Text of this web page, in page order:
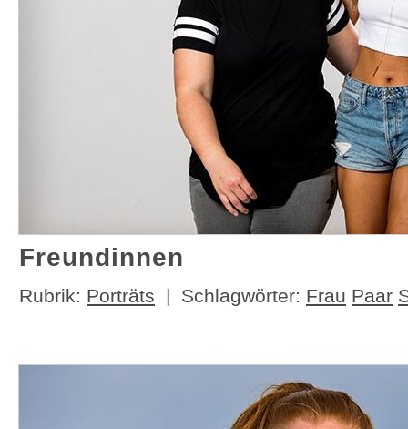
Freundinnen
Rubrik: Porträts | Schlagwörter: Frau Paar